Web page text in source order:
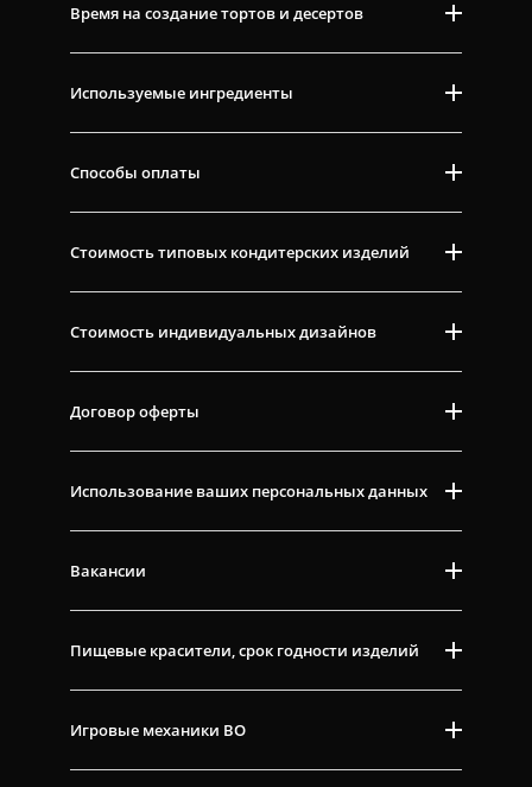
Время на создание тортов и десертов
Используемые ингредиенты
Способы оплаты
Стоимость типовых кондитерских изделий
Стоимость индивидуальных дизайнов
Договор оферты
Использование ваших персональных данных
Вакансии
Пищевые красители, срок годности изделий
Игровые механики ВО